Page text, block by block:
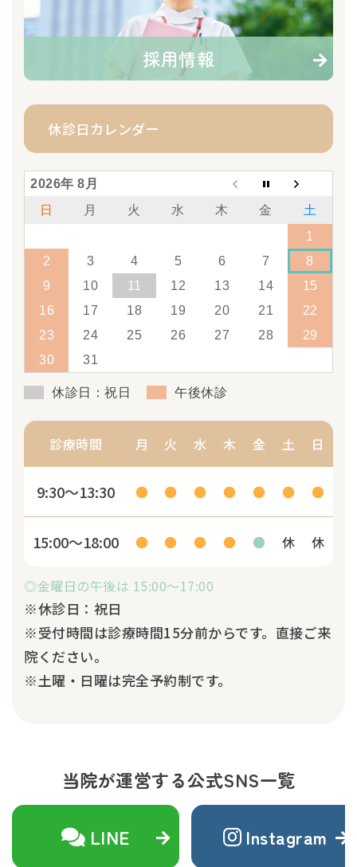
採用情報
休診日カレンダー
2026年 8月
日
月 火 水 木 金
土
1
2
3 4 5 6 7
8
9
10 11 12 13 14
15
16
17 18 19 20 21
22
23
24 25 26 27 28
29
30
31
休診日：祝日 午後休診
診療時間 月 火 水 木 金 土 日
9:30～13:30 ● ● ● ● ● ● ●
15:00～18:00 ● ● ● ● ● 休 休
◎金曜日の午後は 15:00～17:00
※休診日：祝日
※受付時間は診療時間15分前からです。直接ご来
院ください。
※土曜・日曜は完全予約制です。
当院が運営する公式SNS一覧
LINE Instagram